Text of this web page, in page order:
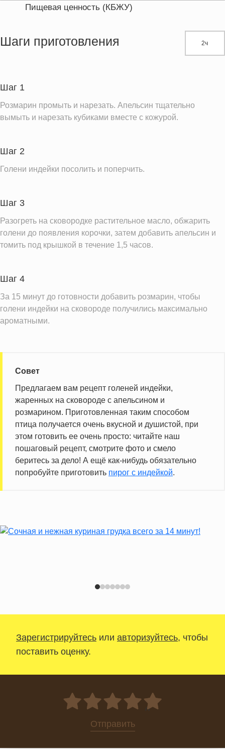
Пищевая ценность (КБЖУ)
Жиры
Пищевые волокна
Сахар
0.3 г
Холестерин
197.5 мг
Натрий
Магний
Фолиевая кислота
21.0 мкг
Витамин С
10.1 мг
Насыщенные жиры
Информация для одной порции
Шаги приготовления 2ч
Шаг 1
Розмарин промыть и нарезать. Апельсин тщательно
вымыть и нарезать кубиками вместе с кожурой.
Шаг 2
Голени индейки посолить и поперчить.
Шаг 3
Разогреть на сковородке растительное масло, обжарить
голени до появления корочки, затем добавить апельсин и
томить под крышкой в течение 1,5 часов.
Шаг 4
За 15 минут до готовности добавить розмарин, чтобы
голени индейки на сковороде получились максимально
ароматными.
Совет
Предлагаем вам рецепт голеней индейки,
жаренных на сковороде с апельсином и
розмарином. Приготовленная таким способом
птица получается очень вкусной и душистой, при
этом готовить ее очень просто: читайте наш
пошаговый рецепт, смотрите фото и смело
беритесь за дело! А ещё как-нибудь обязательно
попробуйте приготовить пирог с индейкой.
Зарегистрируйтесь или авторизуйтесь, чтобы
поставить оценку.
0
Отправить